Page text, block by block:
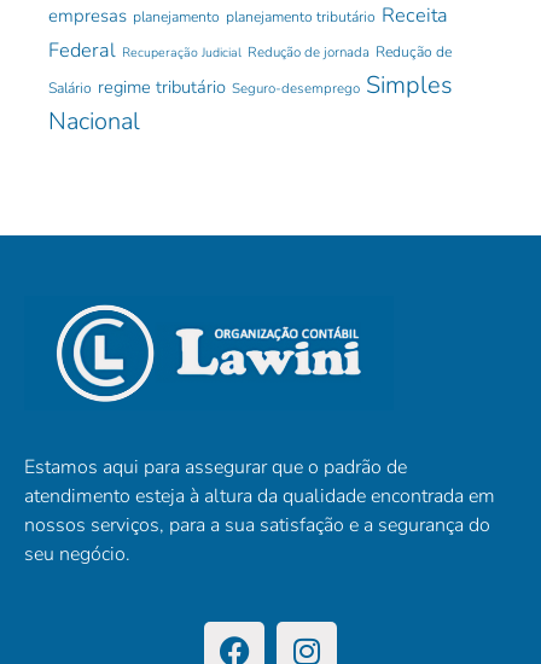
empresas planejamento planejamento tributário Receita
Federal Recuperação Judicial Redução de jornada Redução de
Salário regime tributário Seguro-desemprego Simples
Nacional
Estamos aqui para assegurar que o padrão de
atendimento esteja à altura da qualidade encontrada em
nossos serviços, para a sua satisfação e a segurança do
seu negócio.